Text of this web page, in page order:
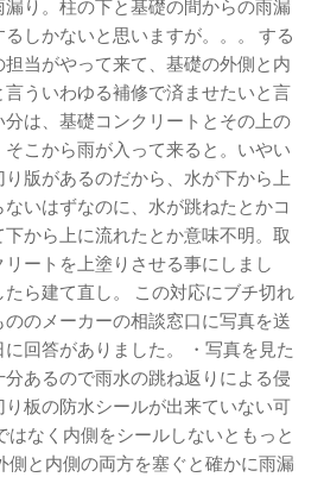
り。柱の下と基礎の間からの雨漏
しかないと思いますが。。。 する
当がやって来て、基礎の外側と内
ういわゆる補修で済ませたいと言
は、基礎コンクリートとその上の
こから雨が入って来ると。いやい
版があるのだから、水が下から上
いはずなのに、水が跳ねたとかコ
から上に流れたとか意味不明。取
ートを上塗りさせる事にしまし
ら建て直し。 この対応にブチ切れ
のメーカーの相談窓口に写真を送
回答がありました。 ・写真を見た
あるので雨水の跳ね返りによる侵
板の防水シールが出来ていない可
なく内側をシールしないともっと
側と内側の両方を塞ぐと確かに雨漏